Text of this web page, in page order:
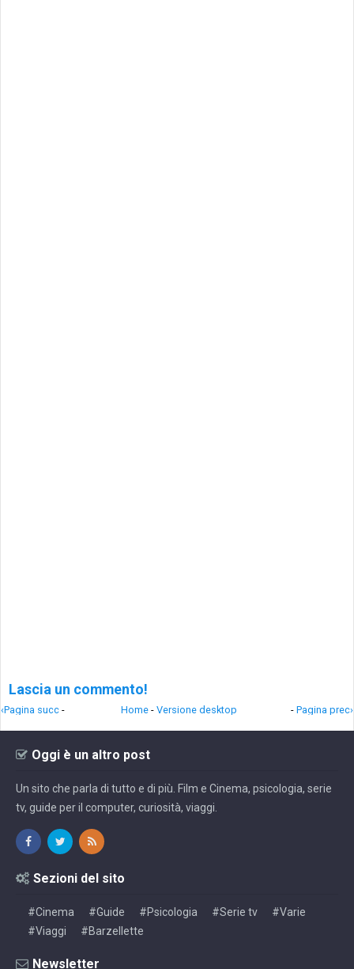
Lascia un commento!
‹Pagina succ - - Pagina prec›
Home - Versione desktop
Oggi è un altro post
Un sito che parla di tutto e di più. Film e Cinema, psicologia, serie
tv, guide per il computer, curiosità, viaggi.
Sezioni del sito
#Cinema #Guide #Psicologia #Serie tv
#Varie
#Viaggi
#Barzellette
Newsletter